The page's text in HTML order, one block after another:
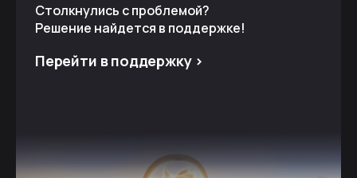
Столкнулись с проблемой?
Решение найдется в поддержке!
Перейти в поддержку >